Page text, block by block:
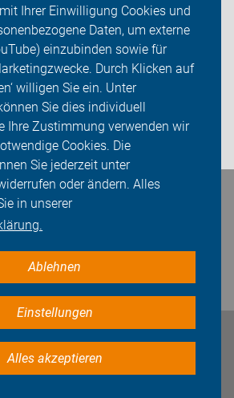
Ihrer Einwilligung Cookies und
Daten, um externe
einzubinden sowie für
Durch Klicken auf
willigen Sie ein. Unter
Sie dies individuell
Ihre Zustimmung verwenden wir
Cookies. Die
Sie jederzeit unter
oder ändern. Alles
in unserer
Ablehnen
Einstellungen
Alles akzeptieren